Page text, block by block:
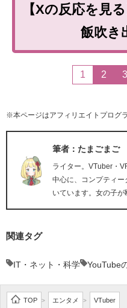
【Xの反応を見
飯吹き
1 2 3
※本ページはアフィリエイトプログ
筆者：たまごまご
ライター。VTuber・
中心に、コンプティ
いています。女の子が
関連タグ
IT・ネット・科学 YouTube
TOP > エンタメ > VTuber